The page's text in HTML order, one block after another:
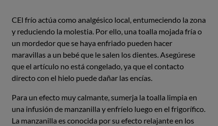
CEl frío actúa como analgésico local, entumeciendo la zona
y reduciendo la molestia. Por ello, una toalla mojada fría o
un mordedor que se haya enfriado pueden hacer
maravillas a un bebé que le salen los dientes. Asegúrese
que el artículo no está congelado, ya que el contacto
directo con el hielo puede dañar las encías.
Para un efecto muy calmante, sumerja la toalla limpia en
una infusión de manzanilla y enfríelo luego en el frigorífico.
La manzanilla es conocida por su efecto relajante en los